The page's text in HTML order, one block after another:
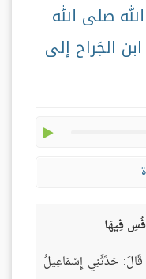
صلى الله
الجَراح إلى
فِيهَا
قَالَ: حَدَّثَنِي إِسْمَاعِيلُ